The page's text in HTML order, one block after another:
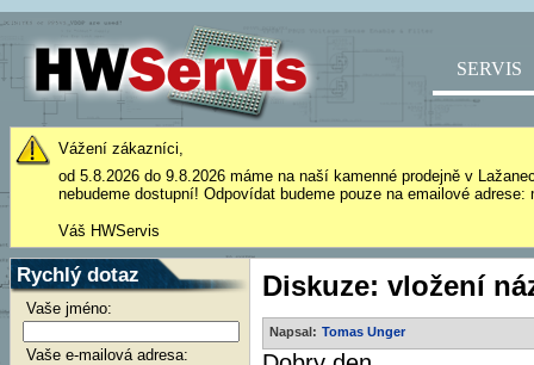
SERVIS
Vážení zákazníci,
od 5.8.2026 do 9.8.2026 máme na naší kamenné prodejně v
nebudeme dostupní! Odpovídat budeme pouze na emailové
Váš HWServis
Rychlý dotaz
Vaše jméno:
Vaše e-mailová adresa:
Diskuze: vložení
Napsal: Tomas Unger